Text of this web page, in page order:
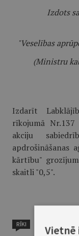
Izdots
"Veselības
(Ministru
Izdarīt
rīkojumā Nr.137
akciju
apdrošināšanas
kārtību"
skaitli "0,5".
RĪKI Vietnē